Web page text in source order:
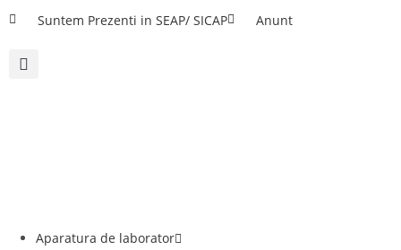
Suntem Prezenti in SEAP/ SICAP Anunt
Aparatura de laborator